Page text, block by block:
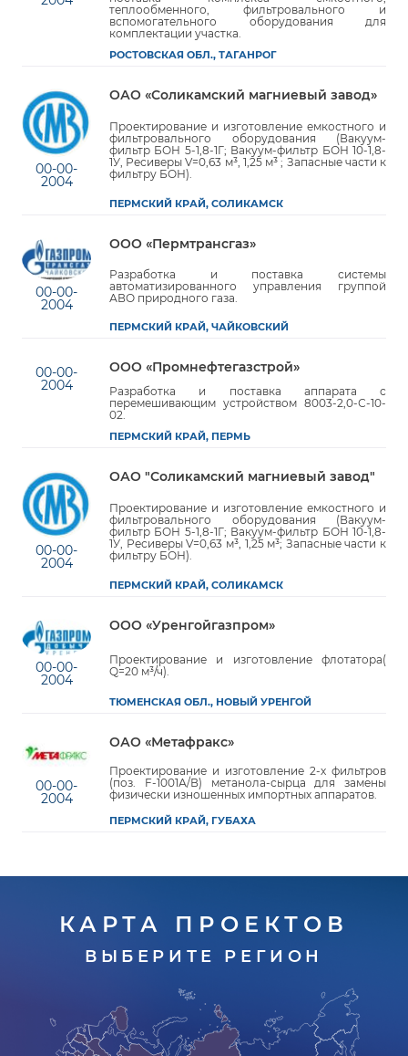
теплообменного, фильтровального и
вспомогательного оборудования для
комплектации участка.
РОСТОВСКАЯ ОБЛ., ТАГАНРОГ
00-00-
2004
ОАО «Соликамский магниевый завод»
Проектирование и изготовление емкостного и
фильтровального оборудования (Вакуум-
фильтр БОН 5-1,8-1Г; Вакуум-фильтр БОН 10-1,8-
1У, Ресиверы V=0,63 м³, 1,25 м³ ; Запасные части к
фильтру БОН).
ПЕРМСКИЙ КРАЙ, СОЛИКАМСК
00-00-
2004
ООО «Пермтрансгаз»
Разработка и поставка системы
автоматизированного управления группой
АВО природного газа.
ПЕРМСКИЙ КРАЙ, ЧАЙКОВСКИЙ
00-00-
2004
ООО «Промнефтегазстрой»
Разработка и поставка аппарата с
перемешивающим устройством 8003-2,0-С-10-
02.
ПЕРМСКИЙ КРАЙ, ПЕРМЬ
00-00-
2004
ОАО "Соликамский магниевый завод"
Проектирование и изготовление емкостного и
фильтровального оборудования (Вакуум-
фильтр БОН 5-1,8-1Г; Вакуум-фильтр БОН 10-1,8-
1У, Ресиверы V=0,63 м³, 1,25 м³; Запасные части к
фильтру БОН).
ПЕРМСКИЙ КРАЙ, СОЛИКАМСК
00-00-
2004
ООО «Уренгойгазпром»
Проектирование и изготовление флотатора(
Q=20 м³/ч).
ТЮМЕНСКАЯ ОБЛ., НОВЫЙ УРЕНГОЙ
00-00-
2004
ОАО «Метафракс»
Проектирование и изготовление 2-х фильтров
(поз. F-1001А/В) метанола-сырца для замены
физически изношенных импортных аппаратов.
ПЕРМСКИЙ КРАЙ, ГУБАХА
КАРТА ПРОЕКТОВ
ВЫБЕРИТЕ РЕГИОН